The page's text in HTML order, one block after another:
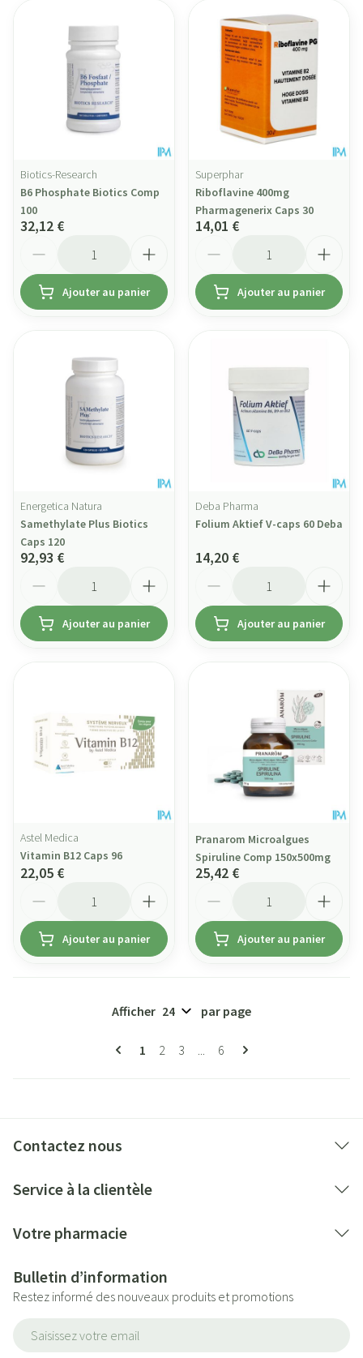
Biotics-Research
B6 Phosphate Biotics Comp
100
32,12 €
Ajouter au panier
Superphar
Riboflavine 400mg
Pharmagenerix Caps 30
14,01 €
Ajouter au panier
Energetica Natura
Samethylate Plus Biotics
Caps 120
92,93 €
Ajouter au panier
Deba Pharma
Folium Aktief V-caps 60 Deba
14,20 €
Ajouter au panier
Astel Medica
Vitamin B12 Caps 96
22,05 €
Ajouter au panier
Pranarom Microalgues
Spiruline Comp 150x500mg
25,42 €
Ajouter au panier
Pages
Vous lisez actuellement la page
1 Page
2 Page
3 ... Page
6
Afficher par page
Contactez nous
Service à la clientèle
Votre pharmacie
Bulletin d’information
Restez informé des nouveaux produits et promotions